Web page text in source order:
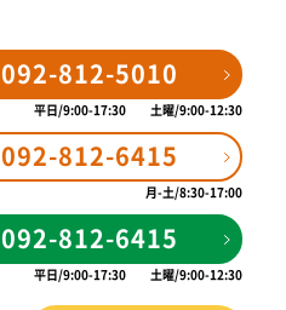
092-812-5010
平日 9:00-17:30 土曜 9:00-12:30
092-812-6415
月-土 8:30-17:00
092-812-6415
平日 9:00-17:30 土曜 9:00-12:30